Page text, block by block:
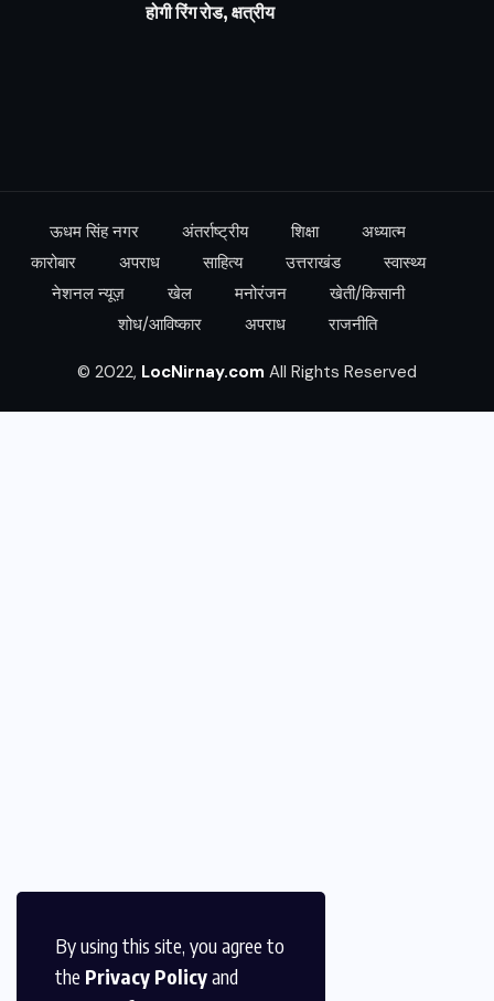
By using this site, you agree to
the Privacy Policyand
होगी रिंग रोड, क्षत्रीय
ऊधम सिंह नगर अंतर्राष्ट्रीय शिक्षा
अध्यात्म
कारोबार
अपराध साहित्य उत्तराखंड
स्वास्थ्य
नेशनल न्यूज़
खेल मनोरंजन
खेती/किसानी
शोध/आविष्कार
अपराध राजनीति
© 2022, LocNirnay.com All Rights Reserved